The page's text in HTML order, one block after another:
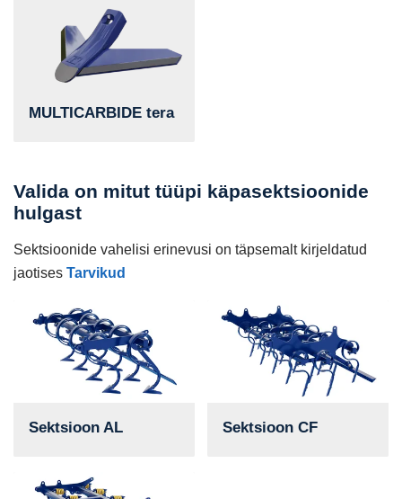
MULTICARBIDE tera
Valida on mitut tüüpi käpasektsioonide
hulgast
Sektsioonide vahelisi erinevusi on täpsemalt kirjeldatud
jaotises Tarvikud
Sektsioon AL Sektsioon CF